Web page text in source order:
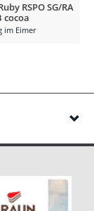
RSPO SG/RA
cocoa
im Eimer